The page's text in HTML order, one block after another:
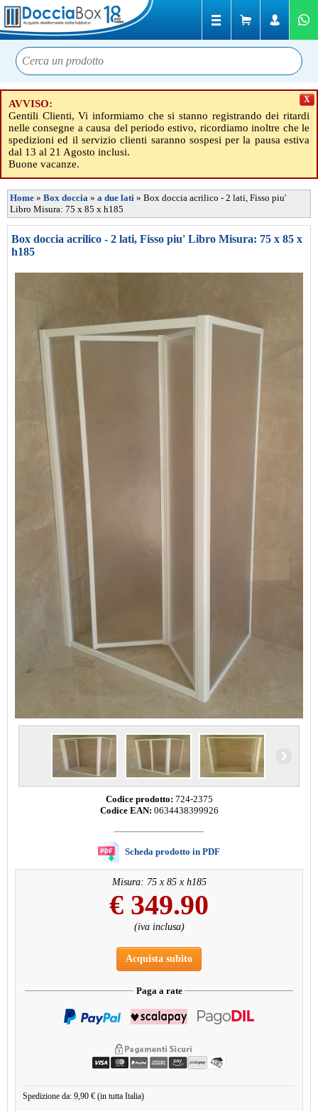
AVVISO:
Gentili Clienti, Vi informiamo che si stanno registrando dei ritardi
nelle consegne a causa del periodo estivo, ricordiamo inoltre che le
spedizioni ed il servizio clienti saranno sospesi per la pausa estiva
dal 13 al 21 Agosto inclusi.
Buone vacanze.
X
Home » Box doccia » a due lati » Box doccia acrilico - 2 lati, Fisso piu'
Libro Misura: 75 x 85 x h185
Box doccia acrilico - 2 lati, Fisso piu' Libro Misura: 75 x 85 x
h185
Codice prodotto: 724-2375
Codice EAN: 0634438399926
Scheda prodotto in PDF
Misura: 75 x 85 x h185
€ 349.90
(iva inclusa)
Acquista subito
Paga a rate
Spedizione da: 9,90 € (in tutta Italia)